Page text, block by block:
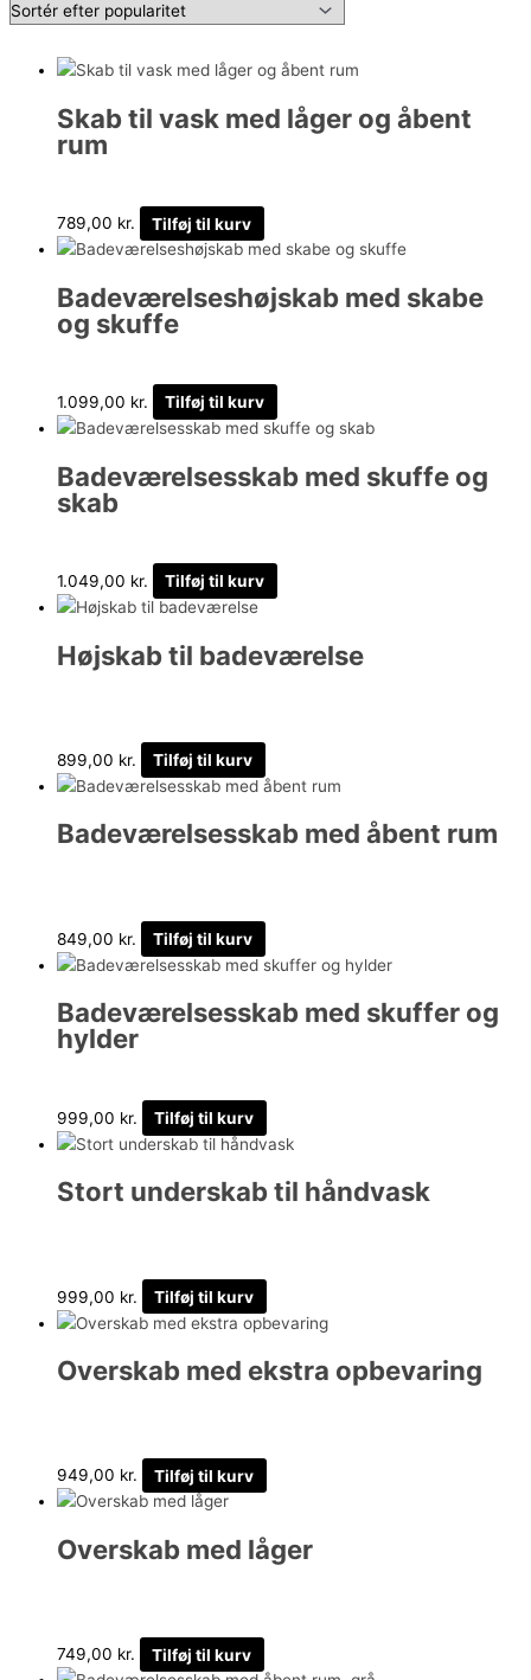
Skab til vask med låger og åbent
rum
789,00 kr. Tilføj til kurv
Badeværelseshøjskab med skabe
og skuffe
1.099,00 kr. Tilføj til kurv
Badeværelsesskab med skuffe og
skab
1.049,00 kr. Tilføj til kurv
Højskab til badeværelse
899,00 kr. Tilføj til kurv
Badeværelsesskab med åbent rum
849,00 kr. Tilføj til kurv
Badeværelsesskab med skuffer og
hylder
999,00 kr. Tilføj til kurv
Stort underskab til håndvask
999,00 kr. Tilføj til kurv
Overskab med ekstra opbevaring
949,00 kr. Tilføj til kurv
Overskab med låger
749,00 kr. Tilføj til kurv